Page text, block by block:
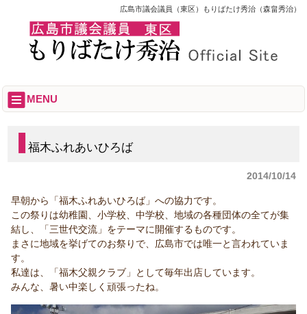
広島市議会議員（東区）もりばたけ秀治（森畠秀治）
MENU
福木ふれあいひろば
2014/10/14
早朝から「福木ふれあいひろば」への協力です。
この祭りは幼稚園、小学校、中学校、地域の各種団体の全てが集
結し、「三世代交流」をテーマに開催するものです。
まさに地域を挙げてのお祭りで、広島市では唯一と言われていま
す。
私達は、「福木父親クラブ」として毎年出店しています。
みんな、暑い中楽しく頑張ったね。